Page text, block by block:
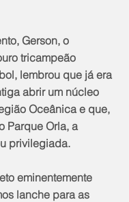
Gerson, o
tricampeão
lembrou que já era
abrir um núcleo
Oceânica e que,
Parque Orla, a
privilegiada.
eminentemente
lanche para as